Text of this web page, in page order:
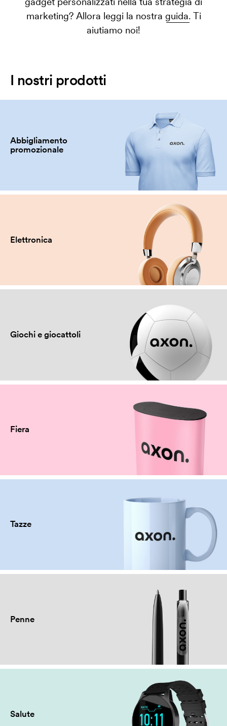
marketing? Allora leggi la nostra guida. Ti
aiutiamo noi!
I nostri prodotti
Abbigliamento
promozionale
Elettronica
Giochi e giocattoli
Fiera
Tazze
Penne
Salute